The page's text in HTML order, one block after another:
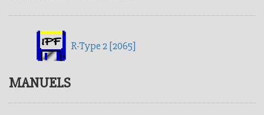
R-Type 2 [2065]
MANUELS